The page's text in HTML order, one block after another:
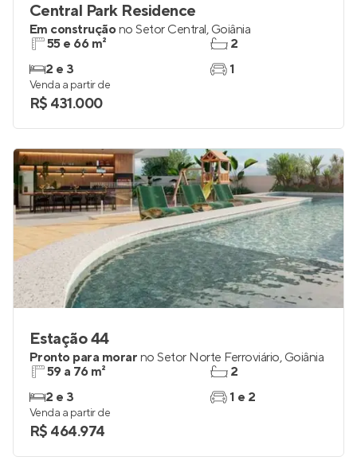
Central Park Residence
Em construçãono Setor Central, Goiânia
55 e 66 m²
2 e 3
2
1
Venda a partir de
R$ 431.000
Estação 44
Pronto para morar no Setor Norte Ferroviário, Goiânia
59 a 76 m²
2 e 3
2
1 e 2
Venda a partir de
R$ 464.974